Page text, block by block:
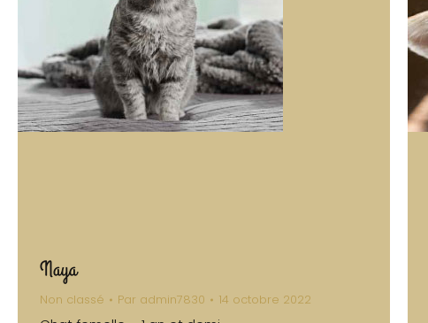
Naya
Non classé Par admin7830 14 octobre 2022